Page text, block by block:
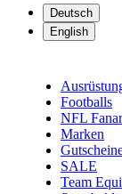
Deutsch
English
Footballs
NFL
Marken
SALE
Team